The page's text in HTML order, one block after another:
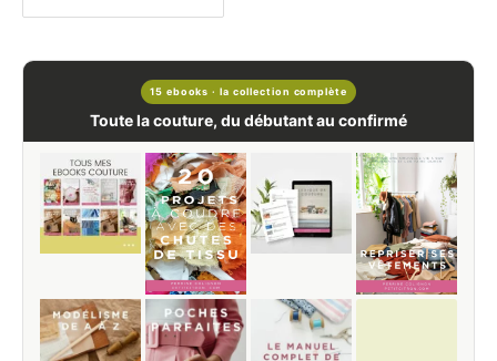
15 ebooks · la collection complète
Toute la couture, du débutant au confirmé